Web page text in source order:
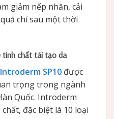
giảm nếp nhăn, cải
chỉ sau một thời
tinh chất tái tạo da
Introderm SP10 được
trọng trong ngành
Quốc. Introderm
đặc biệt là 10 loại